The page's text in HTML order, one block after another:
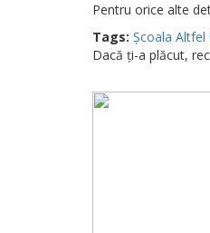
Pentru orice alte
Tags: Școala Altfel
Dacă ți-a plăcut,